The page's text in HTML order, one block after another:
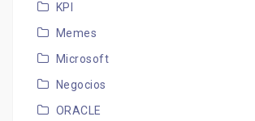
KPI
Memes
Microsoft
Negocios
ORACLE